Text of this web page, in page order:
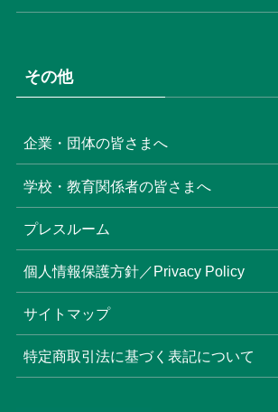
その他
企業・団体の皆さまへ
学校・教育関係者の皆さまへ
プレスルーム
個人情報保護方針／Privacy Policy
サイトマップ
特定商取引法に基づく表記について